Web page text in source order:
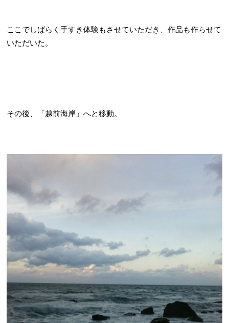
ここでしばらく手すき体験もさせていただき、作品も作らせて
いただいた。
その後、「越前海岸」へと移動。